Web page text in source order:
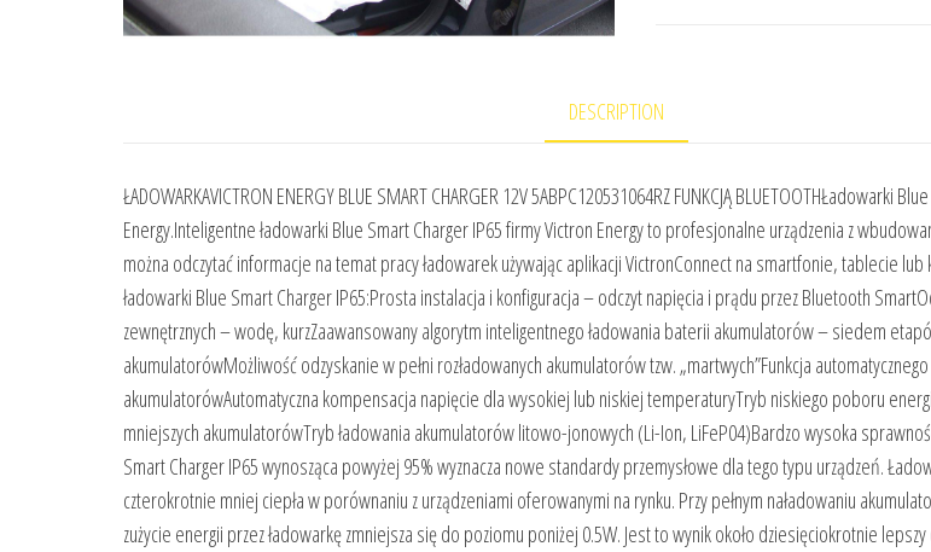
DESCRIPTION
ŁADOWARKAVICTRON ENERGY BLUE SMART CHARGER 12V 5ABPC120531064RZ FUNKCJĄ BLUETOOTHŁadowarki
Energy.Inteligentne ładowarki Blue Smart Charger IP65 firmy Victron Energy to profesjonalne urządzenia z
można odczytać informacje na temat pracy ładowarek używając aplikacji VictronConnect na smartfonie, tablecie
ładowarki Blue Smart Charger IP65:​Prosta instalacja i konfiguracja – odczyt napięcia i prądu przez Bluetooth
zewnętrznych – wodę, kurzZaawansowany algorytm inteligentnego ładowania baterii akumulatorów – siedem
akumulatorówMożliwość odzyskanie w pełni rozładowanych akumulatorów tzw. „martwych”Funkcja
akumulatorówAutomatyczna kompensacja napięcie dla wysokiej lub niskiej temperaturyTryb niskiego poboru
mniejszych akumulatorówTryb ładowania akumulatorów litowo-jonowych (Li-Ion, LiFeP04)Bardzo wysoka
Smart Charger IP65 wynosząca powyżej 95% wyznacza nowe standardy przemysłowe dla tego typu urządzeń.
czterokrotnie mniej ciepła w porównaniu z urządzeniami oferowanymi na rynku. Przy pełnym naładowaniu
zużycie energii przez ładowarkę zmniejsza się do poziomu poniżej 0.5W. Jest to wynik około dziesięciokrotnie